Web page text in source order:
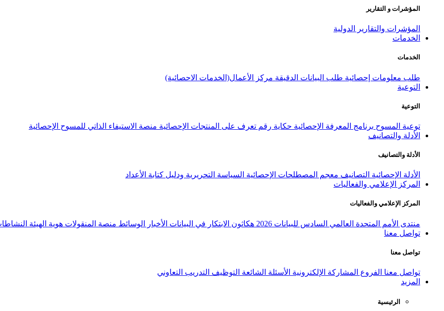
المؤشرات و التقارير
المؤشرات والتقارير الدولية
الخدمات
الخدمات
طلب معلومات إحصائية طلب البيانات الدقيقة مركز الأعمال(الخدمات الاحصائية)
التوعية
التوعية
توعية المسوح برنامج المعرفة الإحصائية حكاية رقم تعرف على المنتجات الإحصائية منصة الاستيفاء الذاتي للمسوح الإحصائية
الأدلة والتصانيف
الأدلة والتصانيف
الأدلة الإحصائية التصانيف معجم المصطلحات الإحصائية السياسة التحريرية ودليل كتابة الأعداد
المركز الإعلامي والفعاليات
المركز الإعلامي والفعاليات
منتدى الأمم المتحدة العالمي السادس للبيانات 2026 هكاثون الابتكار في البيانات الأخبار الوسائط منصة المنقولات هوية الهيئة
تواصل معنا
تواصل معنا
تواصل معنا الفروع المشاركة الإلكترونية الأسئلة الشائعة التوظيف التدريب التعاوني
المزيد
الرئيسية